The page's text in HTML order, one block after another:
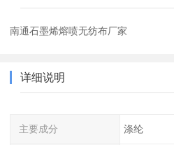
南通石墨烯熔喷无纺布厂家
详细说明
主要成分 涤纶